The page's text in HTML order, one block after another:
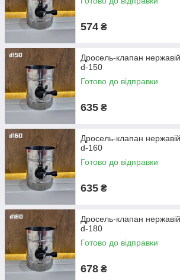
574 ₴
Дросель-клапан
d-150
Готово до відправки
635 ₴
Дросель-клапан
d-160
Готово до відправки
635 ₴
Дросель-клапан
d-180
Готово до відправки
678 ₴